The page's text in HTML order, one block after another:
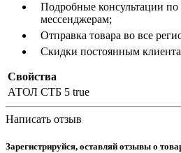
Подробные консультации по
мессенджерам;
Отправка товара во все
Скидки постоянным
Свойства
АТОЛ СТБ 5 true
Написать отзыв
Зарегистрируйся, оставляй отзывы о